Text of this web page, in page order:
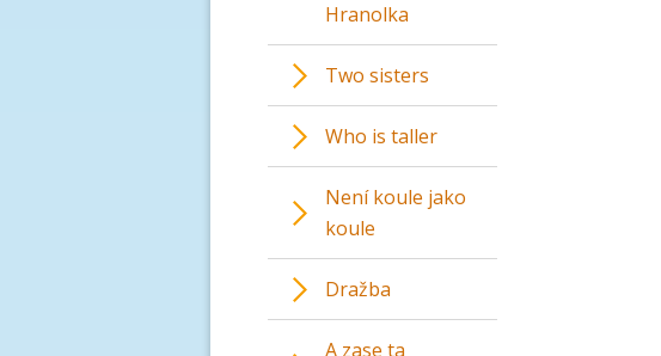
Hranolka
Two sisters
Who is taller
Není koule jako
koule
Dražba
A zase ta